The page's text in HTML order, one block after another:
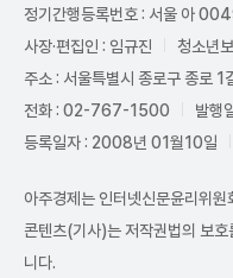
정기간행등록번호 : 서울 아
사장·편집인 : 임규진
청소년
주소 : 서울특별시 종로구 종로
전화 : 02-767-1500
발행
등록일자 : 2008년 01월10일
아주경제는 인터넷신문윤리위
콘텐츠(기사)는 저작권법의 보
니다.